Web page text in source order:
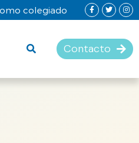
colegiado
Contacto